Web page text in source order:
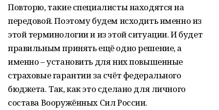
Повторю, такие специалисты находятся на
передовой. Поэтому будем исходить именно из
этой терминологии и из этой ситуации. И будет
правильным принять ещё одно решение, а
именно – установить для них повышенные
страховые гарантии за счёт федерального
бюджета. Так, как это сделано для личного
состава Вооружённых Сил России.